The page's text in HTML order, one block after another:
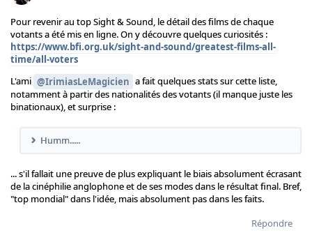
Pour revenir au top Sight & Sound, le détail des films de chaque
votants a été mis en ligne. On y découvre quelques curiosités :
https://www.bfi.org.uk/sight-and-sound/greatest-films-all-
time/all-voters
L'ami @IrimiasLeMagicien a fait quelques stats sur cette liste,
notamment à partir des nationalités des votants (il manque juste les
binationaux), et surprise :
Humm.....
... s'il fallait une preuve de plus expliquant le biais absolument écrasant
de la cinéphilie anglophone et de ses modes dans le résultat final. Bref,
"top mondial" dans l'idée, mais absolument pas dans les faits.
Répondre